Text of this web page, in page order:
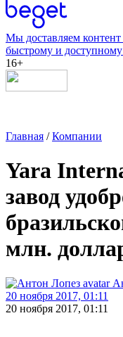
Мы доставляем
быстрому и доступному
16+
Главная /Компании
Yara
завод
млн.
20 ноября 2017, 01:11
20 ноября 2017, 01:11